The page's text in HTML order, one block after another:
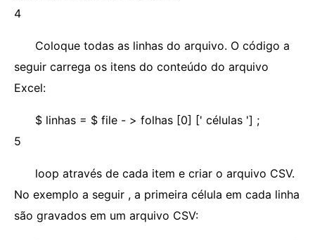
4
Coloque todas as linhas do arquivo. O código a
seguir carrega os itens do conteúdo do arquivo
Excel:
$ linhas = $ file - > folhas [0] [' células '] ;
5
loop através de cada item e criar o arquivo CSV.
No exemplo a seguir , a primeira célula em cada linha
são gravados em um arquivo CSV: